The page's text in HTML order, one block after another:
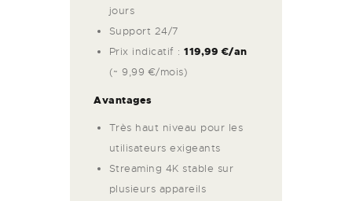
jours
Support 24/7
Prix indicatif : 119,99 €/an
(~ 9,99 €/mois)
Avantages
Très haut niveau pour les
utilisateurs exigeants
Streaming 4K stable sur
plusieurs appareils